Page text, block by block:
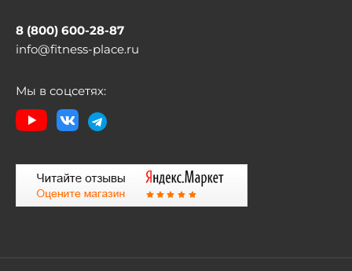
8 (800) 600-28-87
info@fitness-place.ru
Мы в соцсетях: